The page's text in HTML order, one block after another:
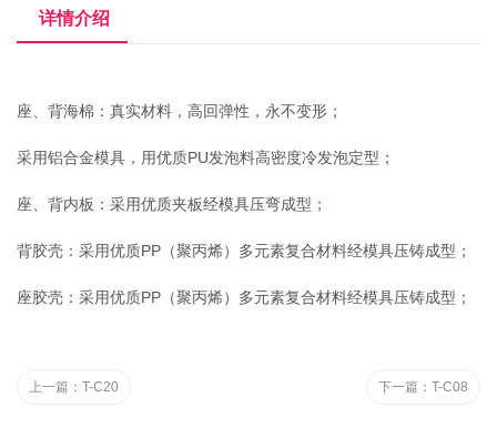
详情介绍
座、背海棉：真实材料，高回弹性，永不变形；
采用铝合金模具，用优质PU发泡料高密度冷发泡定型；
座、背内板：采用优质夹板经模具压弯成型；
背胶壳：采用优质PP（聚丙烯）多元素复合材料经模具压铸成型；
座胶壳：采用优质PP（聚丙烯）多元素复合材料经模具压铸成型；
上一篇： T-C20 下一篇： T-C08